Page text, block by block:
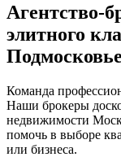
Агентство-
элитного
Подмосковье
Команда
Наши брокеры
недвижимости
помочь в выборе
или бизнеса.